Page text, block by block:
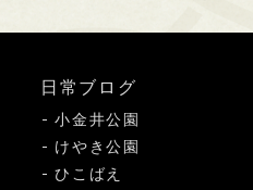
日常ブログ
小金井公園
けやき公園
ひこばえ